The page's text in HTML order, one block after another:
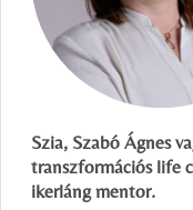
Szia, Szabó Ágnes
transzformációs life
ikerláng mentor.